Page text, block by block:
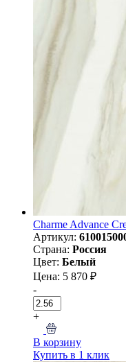
Charme Advance
Артикул:
Страна: Россия
Цвет: Белый
Цена: 5 870 ₽
-
+
В корзину
Купить в 1 клик